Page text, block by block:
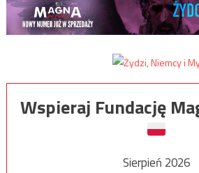
Wspieraj Fundację
Sierpień 2026